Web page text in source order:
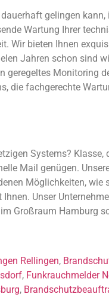
gelingen
Wartung Ihrer
Wir bieten Ihnen
Jahren schon sind
Monitoring
die fachgerechte
Systems?
Mail genügen.
Möglichkeiten, wie
Unser
Großraum Hamburg
Rellingen,
, Funkrauchmelder
,